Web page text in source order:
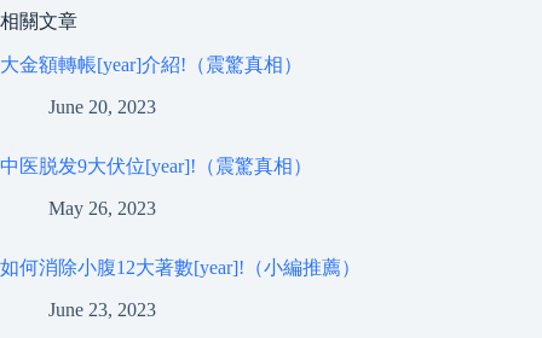
相關文章
大金額轉帳[year]介紹!（震驚真相）
June 20, 2023
中医脱发9大伏位[year]!（震驚真相）
May 26, 2023
如何消除小腹12大著數[year]!（小編推薦）
June 23, 2023